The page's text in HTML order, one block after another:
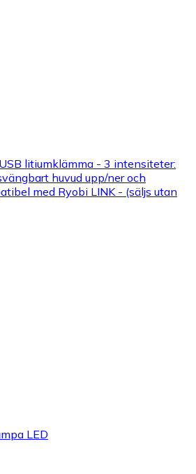
litiumklämma - 3 intensiteter:
huvud upp/ner och
med Ryobi LINK - (säljs utan
LED